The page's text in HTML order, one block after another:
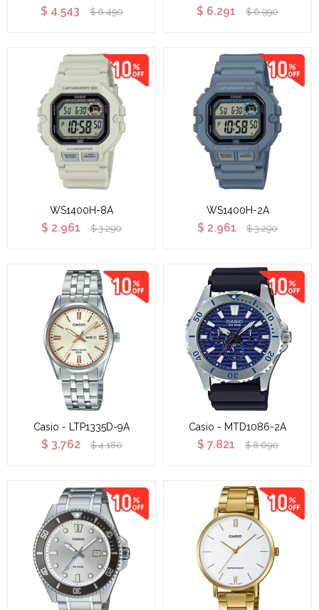
$ 4.543 $ 6.490 $ 6.291 $ 6.990
WS1400H-8A
$ 2.961 $ 3.290
WS1400H-2A
$ 2.961 $ 3.290
Casio - LTP1335D-9A
$ 3.762 $ 4.180
Casio - MTD1086-2A
$ 7.821 $ 8.690